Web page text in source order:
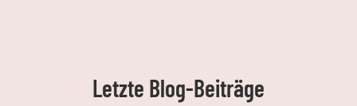
Letzte Blog-Beiträge